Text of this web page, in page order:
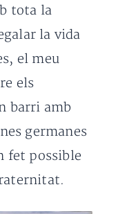
tota la
la vida
el meu
els
barri amb
germanes
fet possible